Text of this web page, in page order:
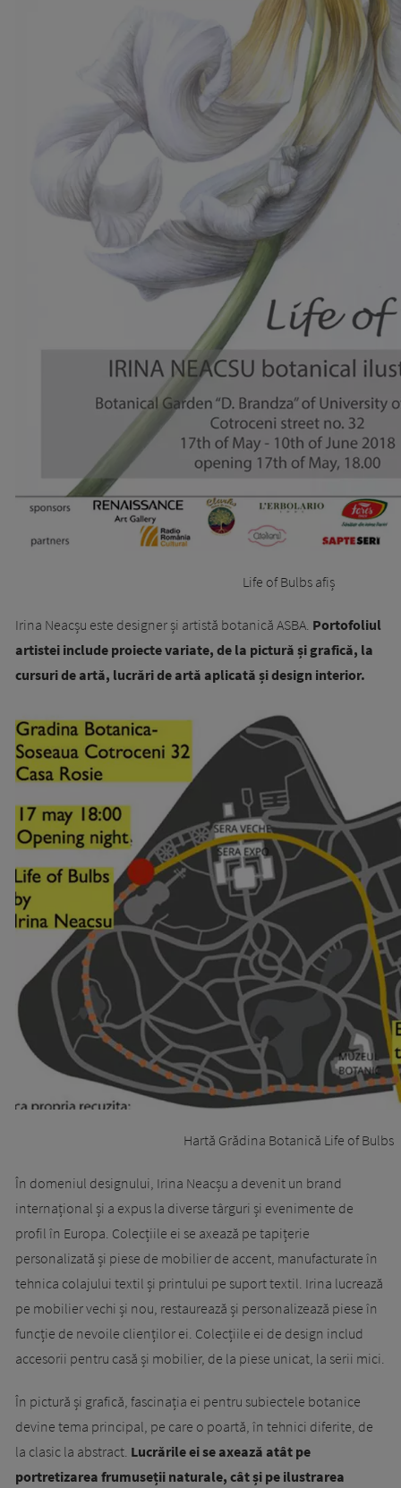
Life of Bulbs afiș
Irina Neacșu este designer și artistă botanică ASBA. Portofoliul
artistei include proiecte variate, de la pictură și grafică, la
cursuri de artă, lucrări de artă aplicată și design interior.
Hartă Grădina Botanică Life of Bulbs
În domeniul designului, Irina Neacșu a devenit un brand
internațional și a expus la diverse târguri și evenimente de
profil în Europa. Colecțiile ei se axează pe tapițerie
personalizată și piese de mobilier de accent, manufacturate în
tehnica colajului textil și printului pe suport textil. Irina lucrează
pe mobilier vechi și nou, restaurează și personalizează piese în
funcție de nevoile clienților ei. Colecțiile ei de design includ
accesorii pentru casă și mobilier, de la piese unicat, la serii mici.
În pictură și grafică, fascinația ei pentru subiectele botanice
devine tema principal, pe care o poartă, în tehnici diferite, de
la clasic la abstract. Lucrările ei se axează atât pe
portretizarea frumuseții naturale, cât și pe ilustrarea